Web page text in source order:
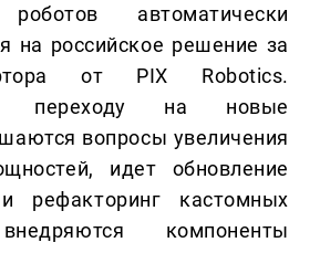
автоматически
на российское решение за
от PIX Robotics.
переходу на новые
вопросы увеличения
идет обновление
рефакторинг кастомных
компоненты